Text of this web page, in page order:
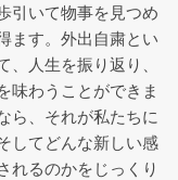
引いて物事を見つめ
ます。外出自粛とい
、人生を振り返り、
味わうことができま
ら、それが私たちに
してどんな新しい感
れるのかをじっくり